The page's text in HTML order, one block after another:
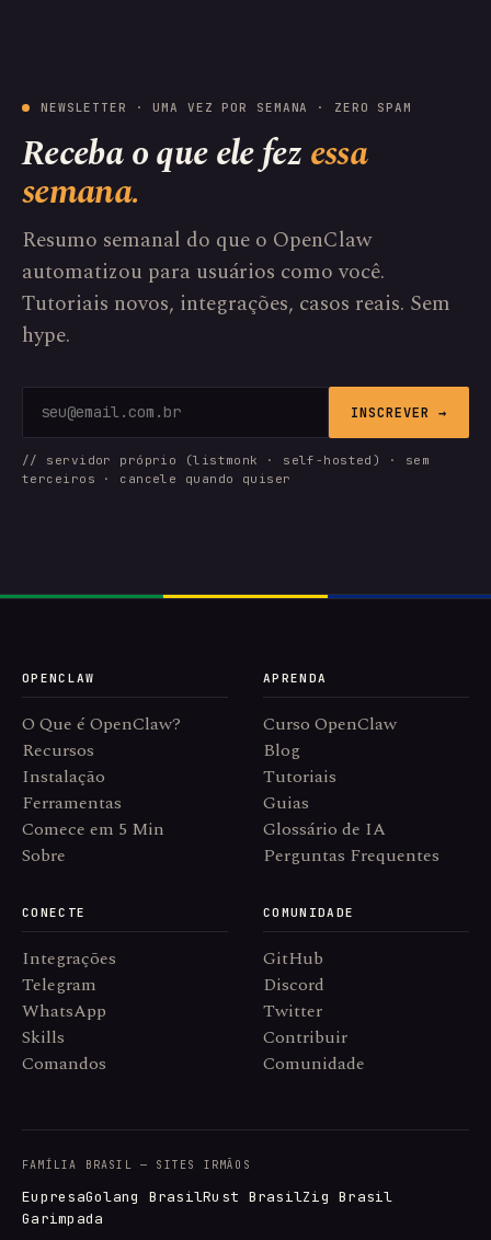
NEWSLETTER · UMA VEZ POR SEMANA · ZERO SPAM
Receba o que ele fezessa
semana.
Resumo semanal do que o OpenClaw
automatizou para usuários como você.
Tutoriais novos, integrações, casos reais. Sem
hype.
INSCREVER →
// servidor próprio (listmonk · self-hosted) · sem
terceiros · cancele quando quiser
OPENCLAW
O Que é OpenClaw?
Recursos
Instalação
Ferramentas
Comece em 5 Min
Sobre
APRENDA
Curso OpenClaw
Blog
Tutoriais
Guias
Glossário de IA
Perguntas Frequentes
CONECTE
Integrações
Telegram
WhatsApp
Skills
Comandos
COMUNIDADE
GitHub
Discord
Twitter
Contribuir
Comunidade
FAMÍLIA BRASIL — SITES IRMÃOS
EupresaGolang BrasilRust BrasilZig Brasil
Garimpada